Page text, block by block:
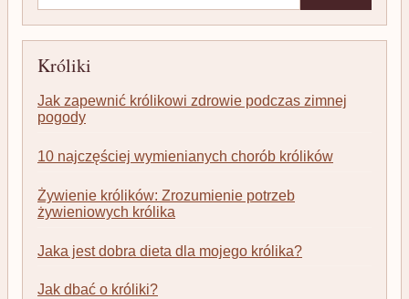
Króliki
Jak zapewnić królikowi zdrowie podczas zimnej
pogody
10 najczęściej wymienianych chorób królików
Żywienie królików: Zrozumienie potrzeb
żywieniowych królika
Jaka jest dobra dieta dla mojego królika?
Jak dbać o króliki?